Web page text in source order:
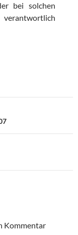
bei solchen
verantwortlich
Kommentar